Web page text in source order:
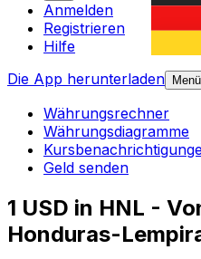
Anmelden
Registrieren
Hilfe
Die App herunterladen
Währungsrechner
Währungsdiagramme
Geld senden
1 USD in HNL -
Honduras-